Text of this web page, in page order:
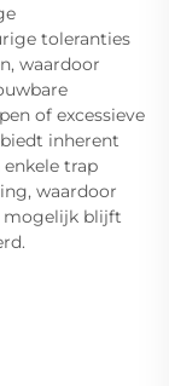
toleranties
waardoor
of excessieve
inherent
trap
waardoor
mogelijk blijft